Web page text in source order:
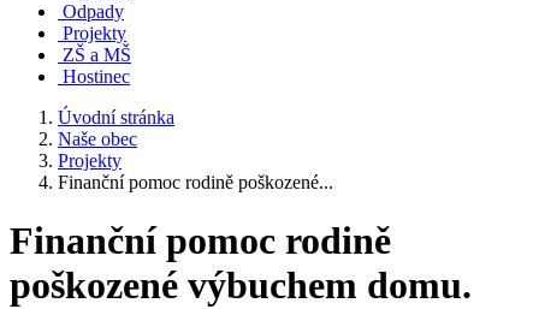
Odpady
Projekty
ZŠ a MŠ
Hostinec
Úvodní stránka
Naše obec
Projekty
Finanční pomoc rodině poškozené...
Finanční pomoc rodině
poškozené výbuchem domu.